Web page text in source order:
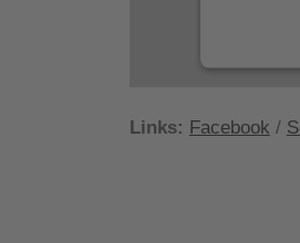
Links: Facebook /